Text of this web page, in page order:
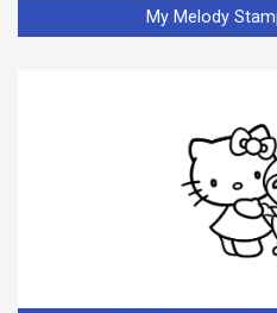
My Melody